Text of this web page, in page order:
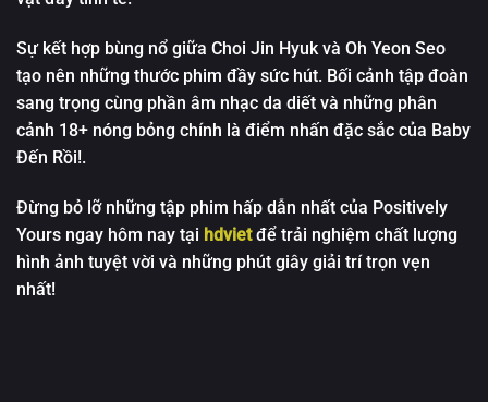
Sự kết hợp bùng nổ giữa Choi Jin Hyuk và Oh Yeon Seo
tạo nên những thước phim đầy sức hút. Bối cảnh tập đoàn
sang trọng cùng phần âm nhạc da diết và những phân
cảnh 18+ nóng bỏng chính là điểm nhấn đặc sắc của Baby
Đến Rồi!.
Đừng bỏ lỡ những tập phim hấp dẫn nhất của Positively
Yours ngay hôm nay tại hdvietđể trải nghiệm chất lượng
hình ảnh tuyệt vời và những phút giây giải trí trọn vẹn
nhất!